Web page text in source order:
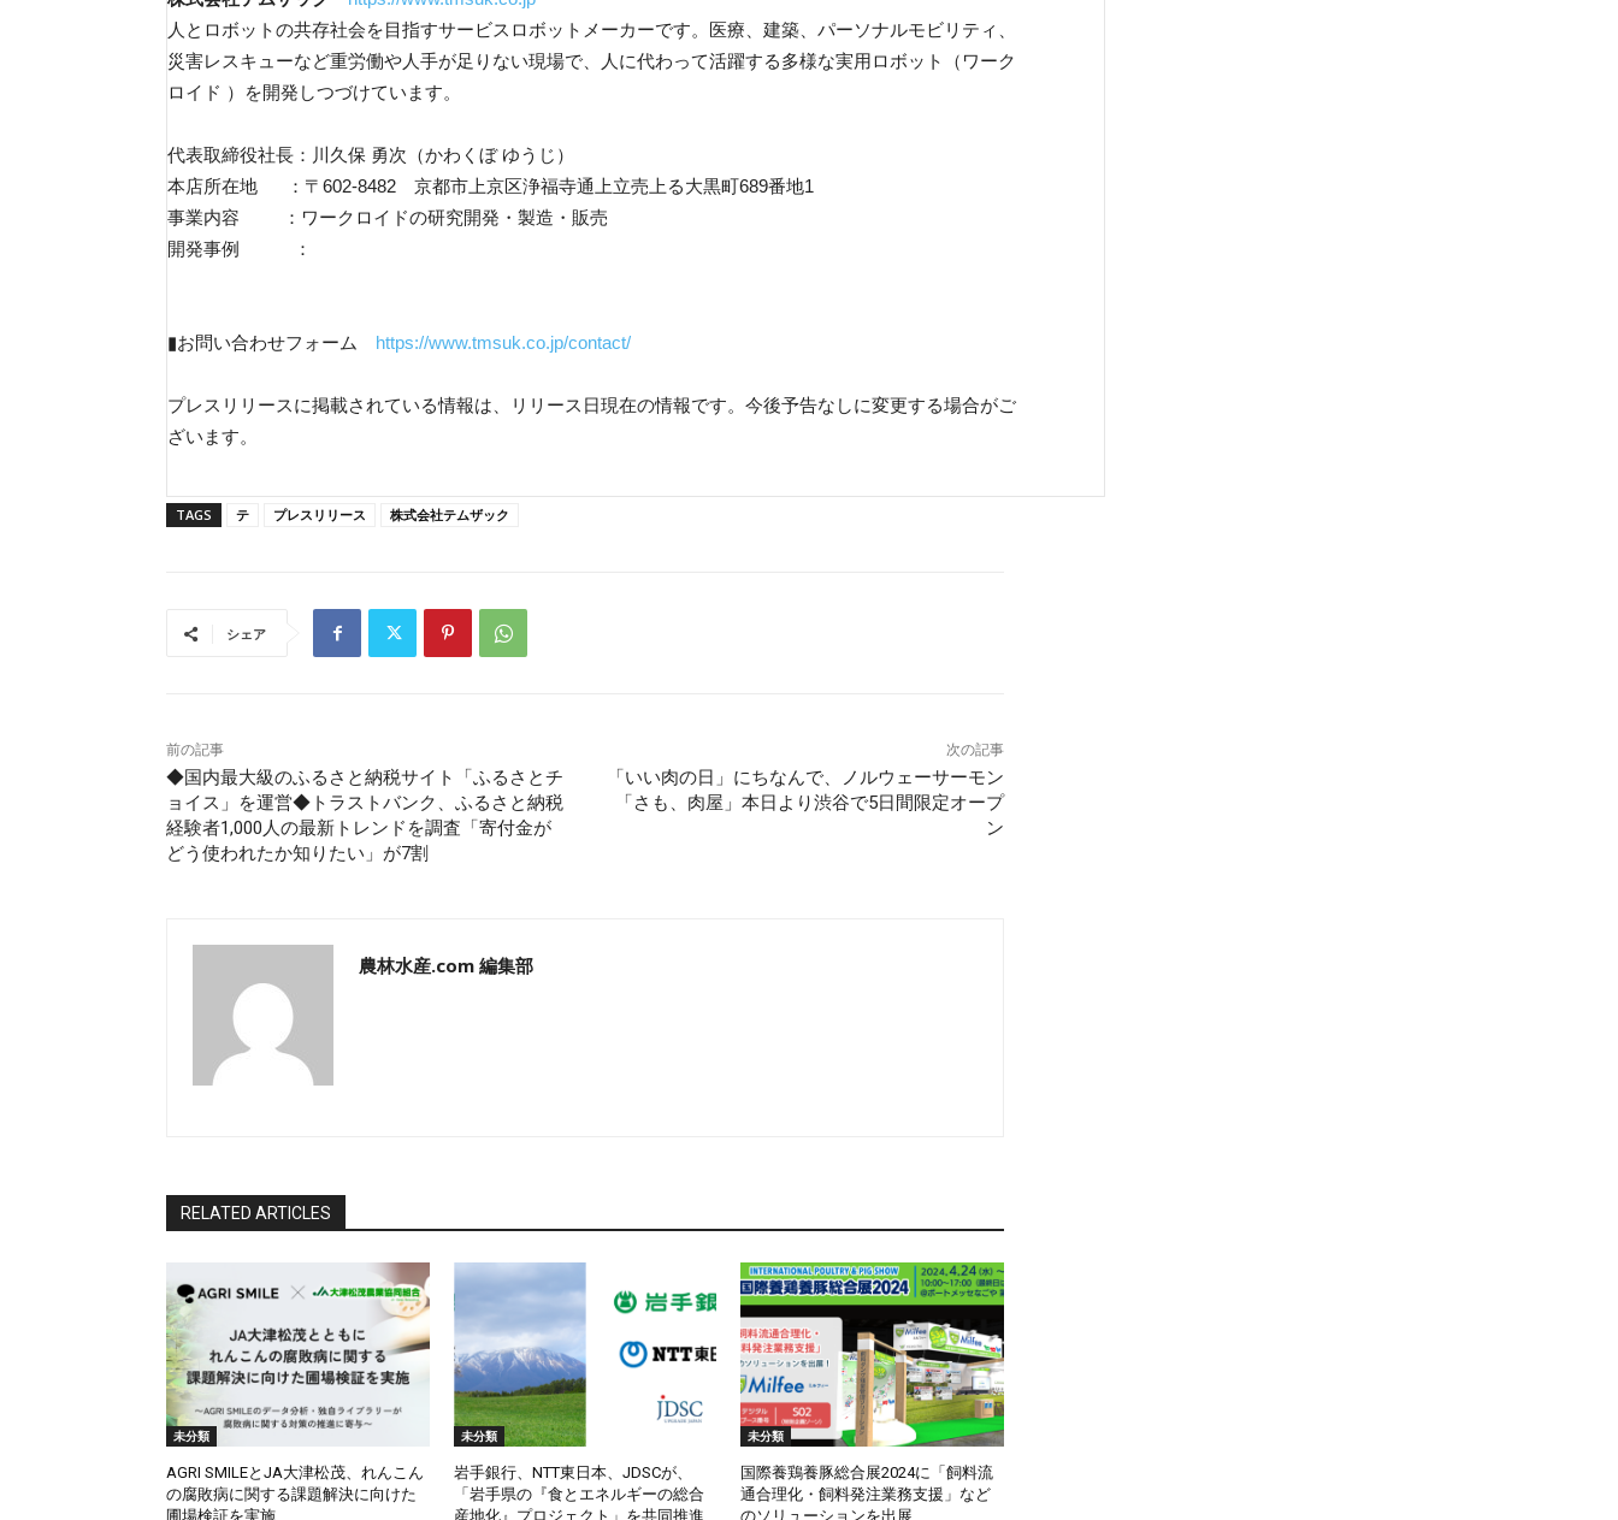
人とロボットの共存社会を目指すサービスロボットメーカーです。医療、建築、パーソナルモビリティ、
災害レスキューなど重労働や人手が足りない現場で、人に代わって活躍する多様な実用ロボット（ワーク
ロイド ）を開発しつづけています。
代表取締役社長：川久保 勇次（かわくぼ ゆうじ）
本店所在地 ：〒602-8482 京都市上京区浄福寺通上立売上る大黒町689番地1
事業内容 ：ワークロイドの研究開発・製造・販売
開発事例 ：
▮お問い合わせフォーム https://www.tmsuk.co.jp/contact/
プレスリリースに掲載されている情報は、リリース日現在の情報です。今後予告なしに変更する場合がご
ざいます。
TAGS テ プレスリリース 株式会社テムザック
シェア
前の記事
◆国内最大級のふるさと納税サイト「ふるさとチ
ョイス」を運営◆トラストバンク、ふるさと納税
経験者1,000人の最新トレンドを調査「寄付金が
どう使われたか知りたい」が7割
次の記事
「いい肉の日」にちなんで、ノルウェーサーモン
「さも、肉屋」本日より渋谷で5日間限定オープ
ン
農林水産.com 編集部
RELATED ARTICLES
未分類
AGRI SMILEとJA大津松茂、れんこん
の腐敗病に関する課題解決に向けた
圃場検証を実施
未分類
岩手銀行、NTT東日本、JDSCが、
「岩手県の『食とエネルギーの総合
産地化』プロジェクト」を共同推進
未分類
国際養鶏養豚総合展2024に「飼料流
通合理化・飼料発注業務支援」など
のソリューションを出展